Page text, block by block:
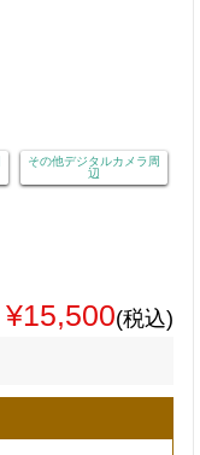
その他デジタルカメラ周
辺
¥15,500(税込)